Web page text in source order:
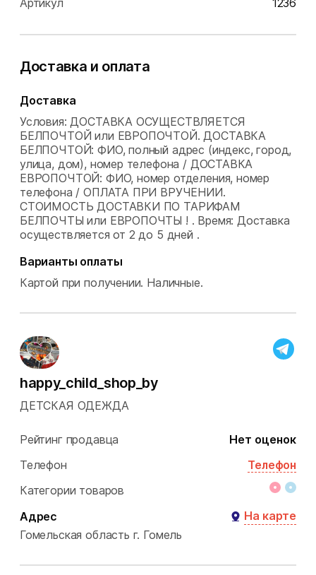
Артикул 1236
Доставка и оплата
Доставка
Условия: ДОСТАВКА ОСУЩЕСТВЛЯЕТСЯ
БЕЛПОЧТОЙ или ЕВРОПОЧТОЙ. ДОСТАВКА
БЕЛПОЧТОЙ: ФИО, полный адрес (индекс, город,
улица, дом), номер телефона / ДОСТАВКА
ЕВРОПОЧТОЙ: ФИО, номер отделения, номер
телефона / ОПЛАТА ПРИ ВРУЧЕНИИ.
СТОИМОСТЬ ДОСТАВКИ ПО ТАРИФАМ
БЕЛПОЧТЫ или ЕВРОПОЧТЫ ! . Время: Доставка
осуществляется от 2 до 5 дней .
Варианты оплаты
Картой при получении. Наличные.
happy_child_shop_by
ДЕТСКАЯ ОДЕЖДА
Рейтинг продавца
Нет оценок
Телефон
Телефон
Категории товаров
Адрес
На карте
Гомельская область г. Гомель